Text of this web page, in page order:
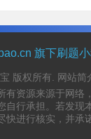
旗下刷题
版权所有. 网站简
有资源来源于网络
自行承担。若发现
快进行核实，并承